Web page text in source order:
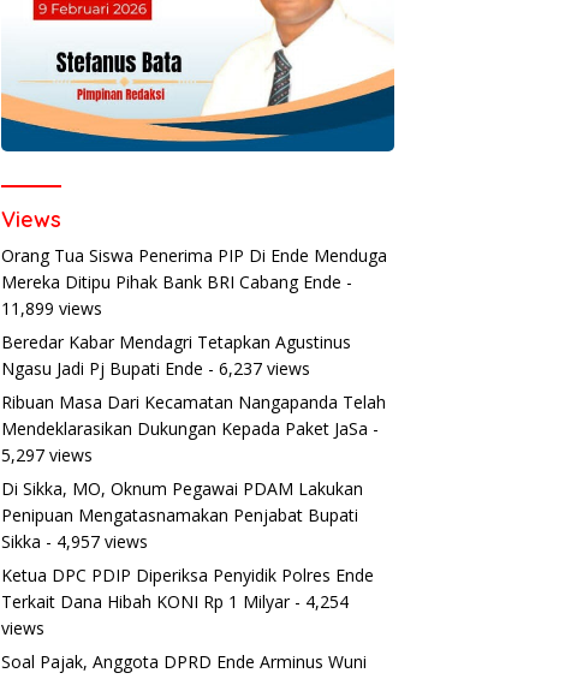
Views
Orang Tua Siswa Penerima PIP Di Ende Menduga
Mereka Ditipu Pihak Bank BRI Cabang Ende -
11,899 views
Beredar Kabar Mendagri Tetapkan Agustinus
Ngasu Jadi Pj Bupati Ende - 6,237 views
Ribuan Masa Dari Kecamatan Nangapanda Telah
Mendeklarasikan Dukungan Kepada Paket JaSa -
5,297 views
Di Sikka, MO, Oknum Pegawai PDAM Lakukan
Penipuan Mengatasnamakan Penjabat Bupati
Sikka - 4,957 views
Ketua DPC PDIP Diperiksa Penyidik Polres Ende
Terkait Dana Hibah KONI Rp 1 Milyar- 4,254
views
Soal Pajak, Anggota DPRD Ende Arminus Wuni